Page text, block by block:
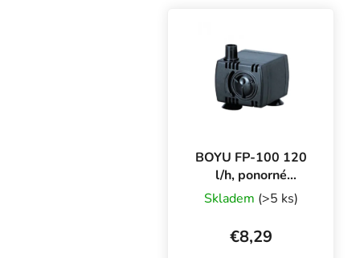
BOYU FP-100 120
l/h, ponorné
čerpadlo
Skladem (>5 ks)
€8,29